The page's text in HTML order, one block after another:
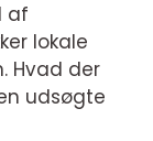
af
lokale
Hvad der
udsøgte